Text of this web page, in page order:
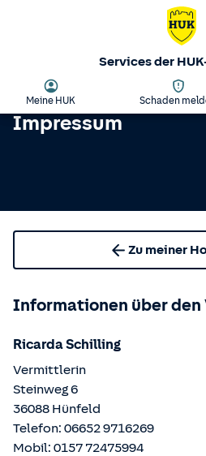
Services der
Meine HUK Schaden
Impressum
Zu meiner
Informationen über
Ricarda Schilling
Vermittlerin
Steinweg 6
36088 Hünfeld
Telefon: 06652 9716269
Mobil: 0157 72475994